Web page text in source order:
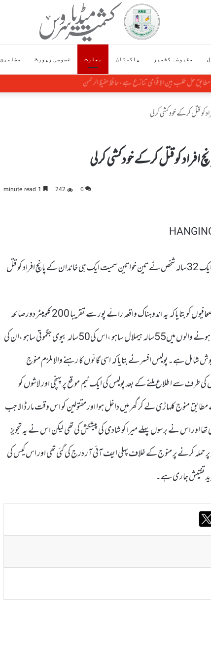
مقبوضہ کشمیر پاکستان بھارت خصوصی رپورٹ مضامین
حل طلب بین الاقوامی تنازع ہے، حافظ حفیظ الرحمن
قتل کرکے خودکشی کرلی
کو قتل کرکے خودکشی کرلی
0
242
رائے پور:بھارتی ریاست چھتیس گڑھ کے ضلع سارنگڑھ،بلی گڑھ میں ایک 32سالہ شخص نے تین خواتین سمیت ایک ہی خاندان کے پانچ افراد کو قتل
کشمیر میڈیا سروس کے مطابق سپرنٹنڈنٹ آف پولیس پشکر شرما نے صحافیوں کو بتایا کہ یہ اندوہناک واقعہ رائے پور سے تقریبا 200 کلومیٹر دور صالحہ
پولیس اسٹیشن کی حدود میں تھرگائوں میں پیش آیا۔انہوں نے کہاکہ ہلاک ہونے والوں میں55سالہ ہیملال ساہو ،اس کی50سالہ بیوی جگموتی ساہو ،ان کی
اور35سالہ ممتا ساہو اور میرا کا5سالہ بیٹا آیوش شامل ہے۔پولیس افسر نے بتایا کہ اسی گائوں کا رہنے والا ملزم منوج
طرف سے اطلاع ملنے کے بعد پولیس کی ایک ٹیم موقع پر پہنچی اور لاشوں کو
منوج کلہاڑی لے کر گھر میں داخل ہوا اور مقتولین کو اس وقت مار ڈالا جب
اور اس نے برسوں پہلے میرا کو شادی کی پیشکش کی تھی لیکن اس نے یہ تجویز
میرا اور اس کے اہلخانہ پر حملہ کرنے پر منوج کے خلاف پہلی ایف آئی آر درج کی گئی تھی اور اس کیس کی
تفتیش جاری ہے۔